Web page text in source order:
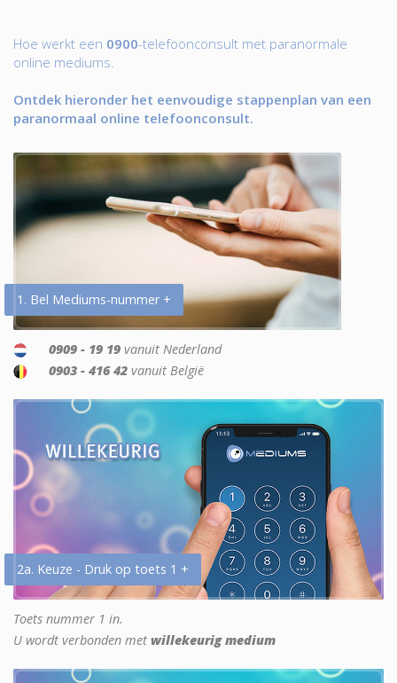
Hoe werkt een 0900-telefoonconsult met paranormale
online mediums.
Ontdek hieronder het eenvoudige stappenplan van een
paranormaal online telefoonconsult.
1. Bel Mediums-nummer +
0909 - 19 19 vanuit Nederland
0903 - 416 42 vanuit België
2a. Keuze - Druk op toets 1 +
Toets nummer 1 in.
U wordt verbonden met willekeurig medium